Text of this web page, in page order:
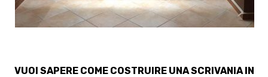
VUOI SAPERE COME COSTRUIRE UNA SCRIVANIA IN